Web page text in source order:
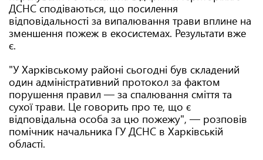
ДСНС сподіваються, що посилення
відповідальності за випалювання трави вплине на
зменшення пожеж в екосистемах. Результати вже
є.
"У Харківському районі сьогодні був складений
один адміністративний протокол за фактом
порушення правил — за спалювання сміття та
сухої трави. Це говорить про те, що є
відповідальна особа за цю пожежу", — розповів
помічник начальника ГУ ДСНС в Харківській
області.